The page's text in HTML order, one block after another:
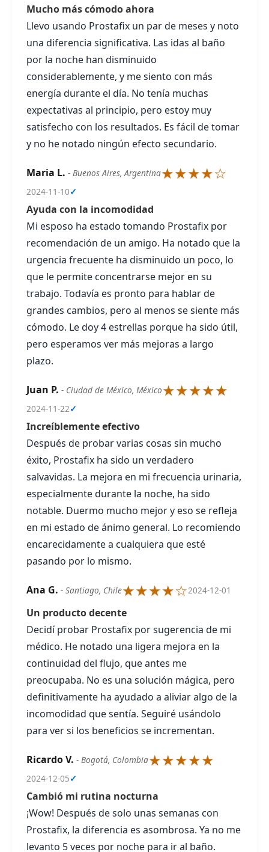
Mucho más cómodo ahora
Llevo usando Prostafix un par de meses y noto
una diferencia significativa. Las idas al baño
por la noche han disminuido
considerablemente, y me siento con más
energía durante el día. No tenía muchas
expectativas al principio, pero estoy muy
satisfecho con los resultados. Es fácil de tomar
y no he notado ningún efecto secundario.
Maria L. - Buenos Aires, Argentina★★★★☆
2024-11-10✓
Ayuda con la incomodidad
Mi esposo ha estado tomando Prostafix por
recomendación de un amigo. Ha notado que la
urgencia frecuente ha disminuido un poco, lo
que le permite concentrarse mejor en su
trabajo. Todavía es pronto para hablar de
grandes cambios, pero al menos se siente más
cómodo. Le doy 4 estrellas porque ha sido útil,
pero esperamos ver más mejoras a largo
plazo.
Juan P. - Ciudad de México, México★★★★★
2024-11-22✓
Increíblemente efectivo
Después de probar varias cosas sin mucho
éxito, Prostafix ha sido un verdadero
salvavidas. La mejora en mi frecuencia urinaria,
especialmente durante la noche, ha sido
notable. Duermo mucho mejor y eso se refleja
en mi estado de ánimo general. Lo recomiendo
encarecidamente a cualquiera que esté
pasando por lo mismo.
Ana G. - Santiago, Chile★★★★☆2024-12-01
Un producto decente
Decidí probar Prostafix por sugerencia de mi
médico. He notado una ligera mejora en la
continuidad del flujo, que antes me
preocupaba. No es una solución mágica, pero
definitivamente ha ayudado a aliviar algo de la
incomodidad que sentía. Seguiré usándolo
para ver si los beneficios se incrementan.
Ricardo V. - Bogotá, Colombia★★★★★
2024-12-05✓
Cambió mi rutina nocturna
¡Wow! Después de solo unas semanas con
Prostafix, la diferencia es asombrosa. Ya no me
levanto 5 veces por noche para ir al baño.